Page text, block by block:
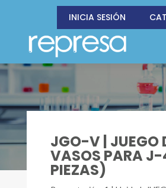
INICIA SESIÓN
JGO-V | JUEGO
VASOS PARA
PIEZAS)